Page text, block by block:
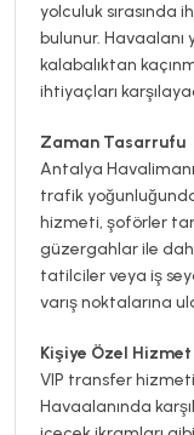
yolculuk sırasında
bulunur.
kalabalıktan
ihtiyaçları
Zaman Tasarrufu
Antalya
trafik
hizmeti, şoförler
güzergahlar ile
tatilciler veya iş
varış noktalarına
Kişiye Özel Hizmet
VIP transfer
Havaalanında